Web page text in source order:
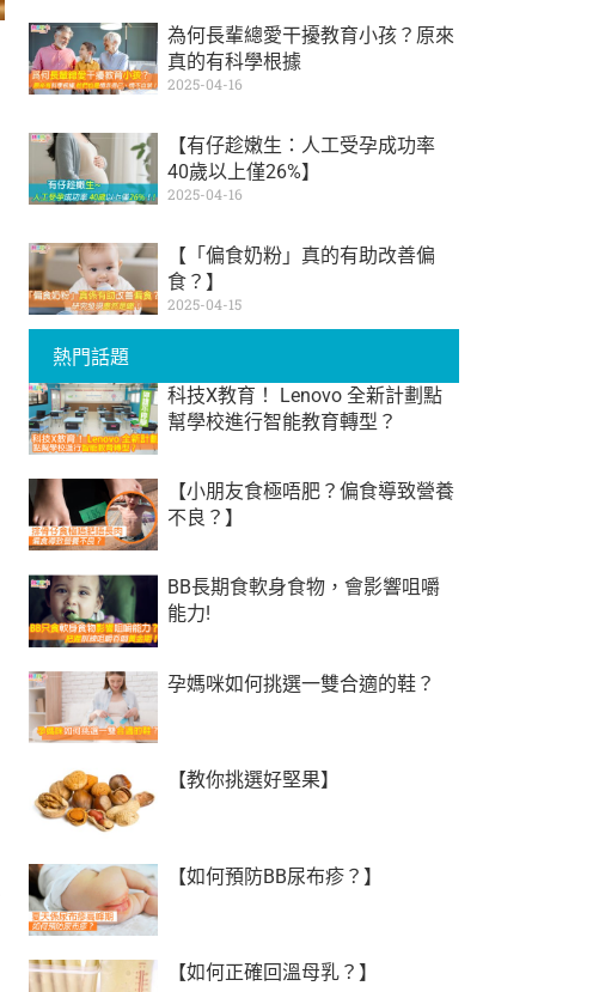
為何長輩總愛干擾教育小孩？原來
真的有科學根據
2025-04-16
【有仔趁嫩生：人工受孕成功率
40歲以上僅26%】
2025-04-16
【「偏食奶粉」真的有助改善偏
食？】
2025-04-15
熱門話題
科技X教育！ Lenovo 全新計劃點
幫學校進行智能教育轉型？
【小朋友食極唔肥？偏食導致營養
不良？】
BB長期食軟身食物，會影響咀嚼
能力!
孕媽咪如何挑選一雙合適的鞋？
【教你挑選好堅果】
【如何預防BB尿布疹？】
【如何正確回溫母乳？】